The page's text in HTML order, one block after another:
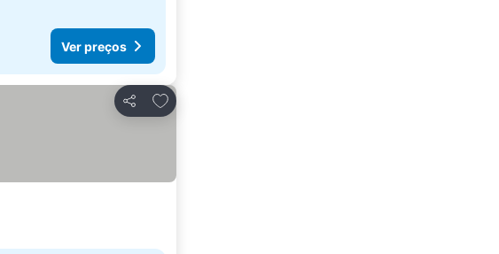
Ver preços
Partilhar
Adicionar aos favoritos